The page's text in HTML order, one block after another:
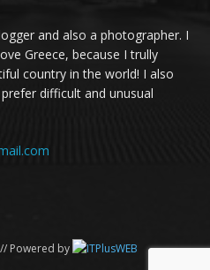
and also a photographer. I
Greece, because I trully
country in the world! I also
difficult and unusual
Powered by